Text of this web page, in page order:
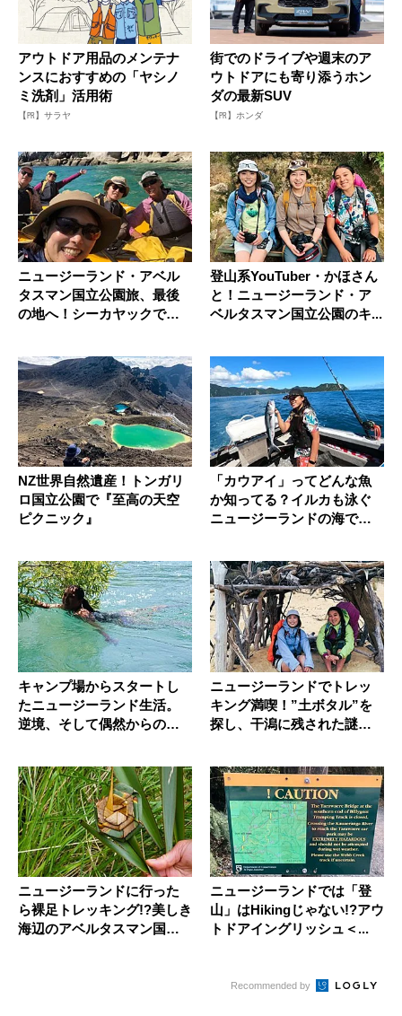
アウトドア用品のメンテナ
ンスにおすすめの「ヤシノ
ミ洗剤」活用術
【PR】サラヤ
街でのドライブや週末のア
ウトドアにも寄り添うホン
ダの最新SUV
【PR】ホンダ
ニュージーランド・アベル
タスマン国立公園旅、最後
の地へ！シーカヤックでア
登山系YouTuber・かほさん
と！ニュージーランド・ア
ベルタスマン国立公園のキ...
NZ世界自然遺産！トンガリ
ロ国立公園で『至高の天空
ピクニック』
「カウアイ」ってどんな魚
か知ってる？イルカも泳ぐ
ニュージーランドの海で船
キャンプ場からスタートし
たニュージーランド生活。
逆境、そして偶然からの新
ニュージーランドでトレッ
キング満喫！”土ボタル”を
探し、干潟に残された謎の
ニュージーランドに行った
ら裸足トレッキング!?美しき
海辺のアベルタスマン国立
ニュージーランドでは「登
山」はHikingじゃない!?アウ
トドアイングリッシュ＜...
Recommended by